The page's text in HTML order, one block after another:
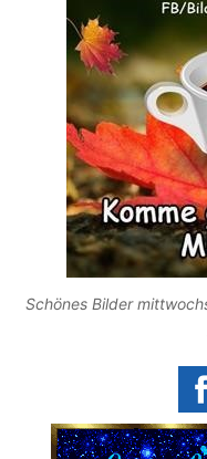
Schönes Bilder